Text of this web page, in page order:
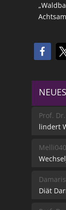
Prof.
lindert
Melli040
Diät